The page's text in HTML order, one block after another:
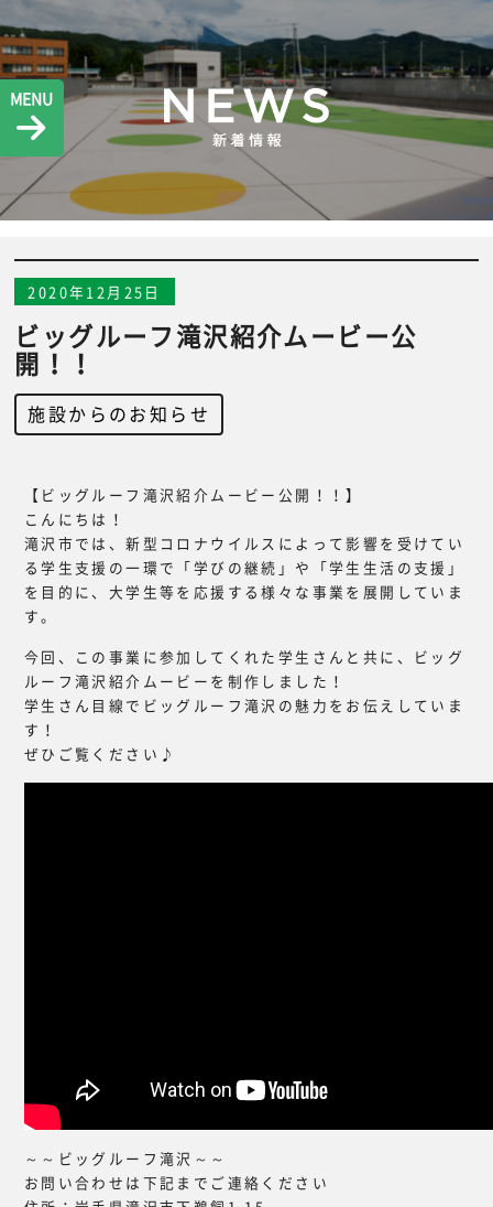
MENU
2020年12月25日
ビッグルーフ滝沢紹介ムービー公
開！！
施設からのお知らせ
【ビッグルーフ滝沢紹介ムービー公開！！】
こんにちは！
滝沢市では、新型コロナウイルスによって影響を受けてい
る学生支援の一環で「学びの継続」や「学生生活の支援」
を目的に、大学生等を応援する様々な事業を展開していま
す。
今回、この事業に参加してくれた学生さんと共に、ビッグ
ルーフ滝沢紹介ムービーを制作しました！
学生さん目線でビッグルーフ滝沢の魅力をお伝えしていま
す！
ぜひご覧ください♪
～～ビッグルーフ滝沢～～
お問い合わせは下記までご連絡ください